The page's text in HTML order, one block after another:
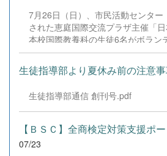
本校演劇部への変わらぬご声援を
す。 &nbsp;
7月26日（日）、市民活動センター
された恵庭国際交流プラザ主催「日
本校国際教養科の生徒6名がボラン
した！ 会場にはウクライナ、ネパ
ど多国籍な参加者が集まり、ヨーヨ
りなどを満喫。浴衣姿でイベントを
葉や国境を超えて笑顔で交流を深め
らは、「国籍や年齢を問わず笑顔
て動く姿が素晴らしい。異文化理解
についている」と、賞賛の声をい
だけでなく、地域や世界という広い
生徒指導部より夏休み前の注意
生徒指導部通信 創刊号.pdf
07/23